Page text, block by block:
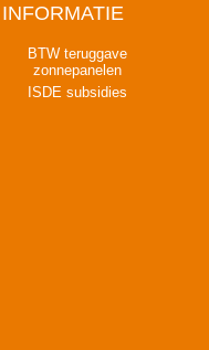
INFORMATIE
BTW teruggave
zonnepanelen
ISDE subsidies